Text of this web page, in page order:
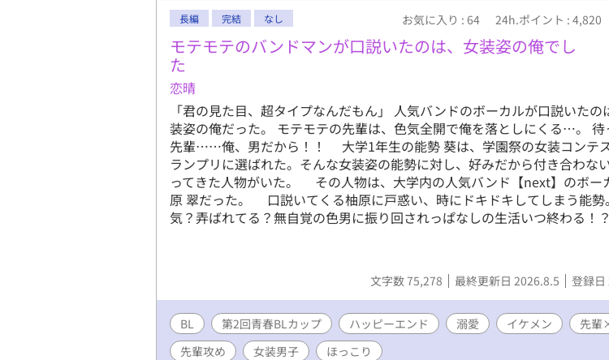
長編 完結 なし お気に入り : 64 24h.ポイント : 4,820
モテモテのバンドマンが口説いたのは、女装姿の俺でし
た
恋晴
「君の見た目、超タイプなんだもん」 人気バンドのボーカルが口説いたの
装姿の俺だった。 モテモテの先輩は、色気全開で俺を落としにくる…。 待
先輩……俺、男だから！！ 大学1年生の能勢 葵は、学園祭の女装コンテ
ランプリに選ばれた。そんな女装姿の能勢に対し、好みだから付き合わな
ってきた人物がいた。 その人物は、大学内の人気バンド【next】のボー
原 翠だった。 口説いてくる柚原に戸惑い、時にドキドキしてしまう能
気？弄ばれてる？無自覚の色男に振り回されっぱなしの生活いつ終わる！？
文字数 75,278 最終更新日 2026.8.5 登録日
BL 第2回青春BLカップ ハッピーエンド 溺愛 イケメン
先輩
先輩攻め
女装男子 ほっこり